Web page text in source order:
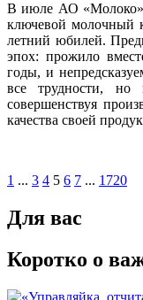
В июле АО «Молоко»
ключевой молочный
летний юбилей.
эпох: прожило
годы, и
все трудности, но
совершенствуя
качества своей
1 ... 3 4 5 6 7 ... 1720
Для вас
Коротко о